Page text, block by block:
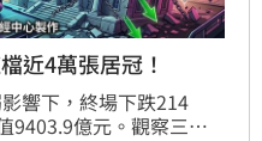
近4萬張居冠！
響下，終場下跌214
9403.9億元。觀察三大